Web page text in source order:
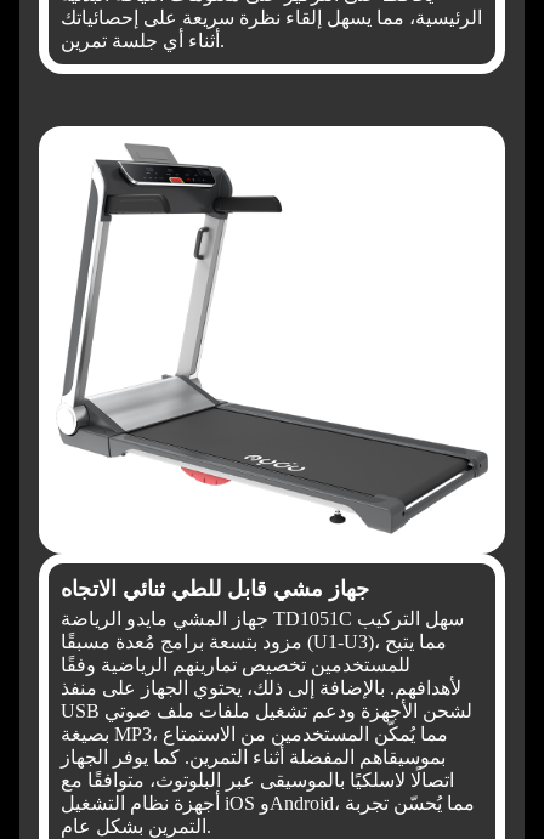
الرئيسية، مما يسهل إلقاء نظرة سريعة على إحصائياتك
أثناء أي جلسة تمرين.
جهاز مشي قابل للطي ثنائي الاتجاه
جهاز المشي مايدو الرياضة TD1051C سهل التركيب
مزود بتسعة برامج مُعدة مسبقًا (U1-U3)، مما يتيح
للمستخدمين تخصيص تمارينهم الرياضية وفقًا
لأهدافهم. بالإضافة إلى ذلك، يحتوي الجهاز على منفذ
USB لشحن الأجهزة ودعم تشغيل ملفات ملف صوتي
بصيغة MP3، مما يُمكّن المستخدمين من الاستمتاع
بموسيقاهم المفضلة أثناء التمرين. كما يوفر الجهاز
اتصالًا لاسلكيًا بالموسيقى عبر البلوتوث، متوافقًا مع
أجهزة نظام التشغيل iOS وAndroid، مما يُحسّن تجربة
التمرين بشكل عام.